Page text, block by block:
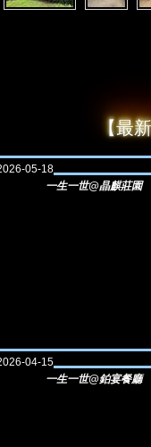
【最
05-18
一生一世@晶麒莊園
04-15
一生一世@鉑宴餐廳